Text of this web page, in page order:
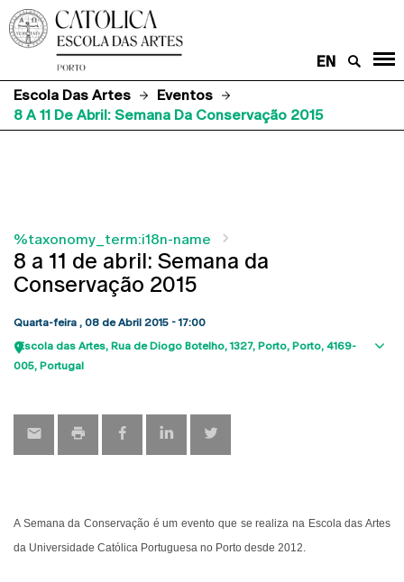
EN
Escola Das Artes
Eventos
8 A 11 De Abril: Semana Da Conservação 2015
%taxonomy_term:i18n-name
8 a 11 de abril: Semana da
Conservação 2015
Quarta-feira , 08 de Abril 2015 - 17:00
Escola das Artes Rua de Diogo Botelho, 1327 Porto Porto 4169-
005 Portugal
A Semana da Conservação é um evento que se realiza na Escola das Artes
da Universidade Católica Portuguesa no Porto desde 2012.